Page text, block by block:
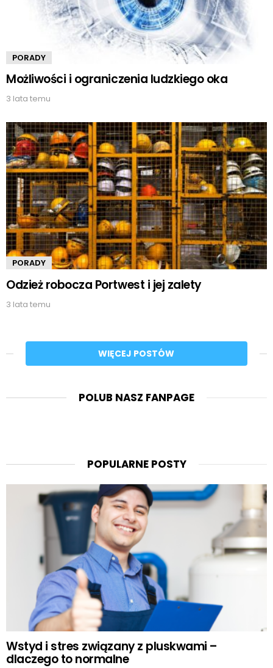
PORADY
Możliwości i ograniczenia ludzkiego oka
3 lata temu
PORADY
Odzież robocza Portwest i jej zalety
3 lata temu
WIĘCEJ POSTÓW
POLUB NASZ FANPAGE
POPULARNE POSTY
Wstyd i stres związany z pluskwami –
dlaczego to normalne